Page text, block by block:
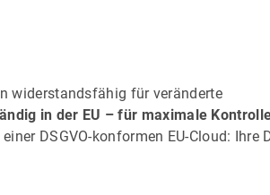
widerstandsfähig für veränderte
in der EU – für maximale
DSGVO-konformen EU-Cloud: Ihre